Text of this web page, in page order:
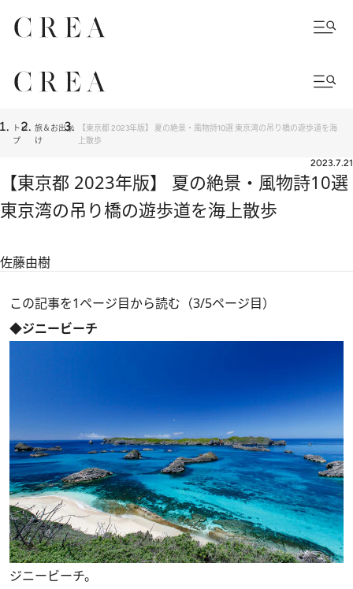
トッ
プ
旅＆お出か
け
【東京都 2023年版】 夏の絶景・風物詩10選 東京湾の吊り橋の遊歩道を海
上散歩
2023.7.21
【東京都 2023年版】 夏の絶景・風物詩10選
東京湾の吊り橋の遊歩道を海上散歩
佐藤由樹
この記事を1ページ目から読む（3/5ページ目）
◆ジニービーチ
ジニービーチ。